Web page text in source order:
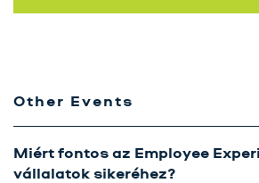
Other Events
Miért fontos az Employee
vállalatok sikeréhez?